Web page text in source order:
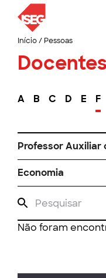
Início/ Pessoas
Docentes
A B C D E F
Professor Auxiliar
Economia
Não foram